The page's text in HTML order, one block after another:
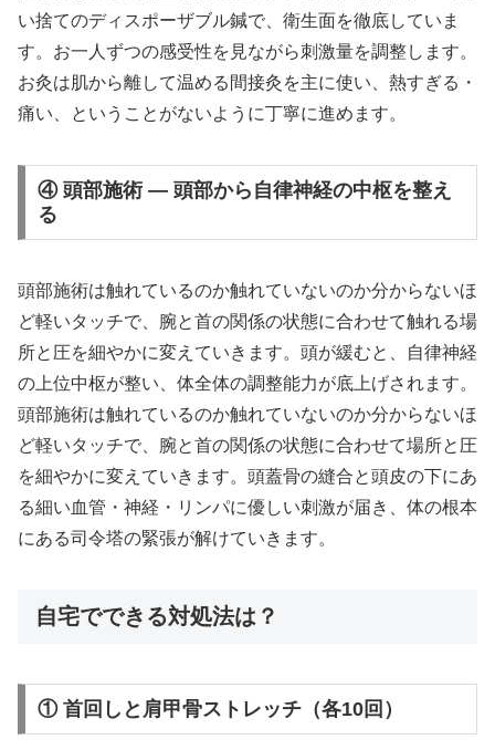
い捨てのディスポーザブル鍼で、衛生面を徹底していま
す。お一人ずつの感受性を見ながら刺激量を調整します。
お灸は肌から離して温める間接灸を主に使い、熱すぎる・
痛い、ということがないように丁寧に進めます。
④ 頭部施術 — 頭部から自律神経の中枢を整え
る
頭部施術は触れているのか触れていないのか分からないほ
ど軽いタッチで、腕と首の関係の状態に合わせて触れる場
所と圧を細やかに変えていきます。頭が緩むと、自律神経
の上位中枢が整い、体全体の調整能力が底上げされます。
頭部施術は触れているのか触れていないのか分からないほ
ど軽いタッチで、腕と首の関係の状態に合わせて場所と圧
を細やかに変えていきます。頭蓋骨の縫合と頭皮の下にあ
る細い血管・神経・リンパに優しい刺激が届き、体の根本
にある司令塔の緊張が解けていきます。
自宅でできる対処法は？
① 首回しと肩甲骨ストレッチ（各10回）